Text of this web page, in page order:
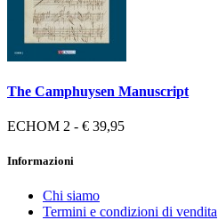
The Camphuysen Manuscript
ECHOM 2 - € 39,95
Informazioni
Chi siamo
Termini e condizioni di vendita